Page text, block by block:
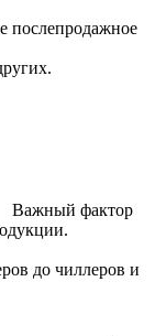
послепродажное
Важный фактор
до чиллеров и